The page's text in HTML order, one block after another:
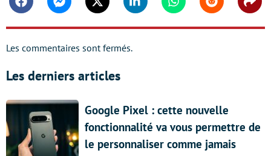
FacebookMessengerTwitter Linkedin WhatsappReddit
Les commentaires sont fermés.
Les derniers articles
Google Pixel : cette nouvelle
fonctionnalité va vous permettre de
le personnaliser comme jamais